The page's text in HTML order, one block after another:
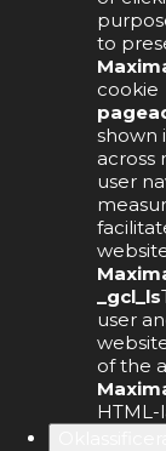
to
cookie
shown
across
user
_gcl_ls
user
of the
HTML-